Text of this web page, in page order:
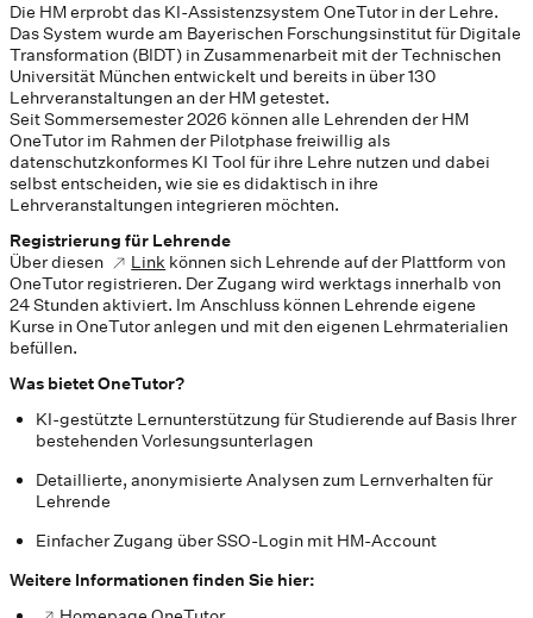
Die HM erprobt das KI-Assistenzsystem OneTutor in der Lehre.
Das System wurde am Bayerischen Forschungsinstitut für Digitale
Transformation (BIDT) in Zusammenarbeit mit der Technischen
Universität München entwickelt und bereits in über 130
Lehrveranstaltungen an der HM getestet.
Seit Sommersemester 2026 können alle Lehrenden der HM
OneTutor im Rahmen der Pilotphase freiwillig als
datenschutzkonformes KI Tool für ihre Lehre nutzen und dabei
selbst entscheiden, wie sie es didaktisch in ihre
Lehrveranstaltungen integrieren möchten.
Registrierung für Lehrende
Über diesen
Link können sich Lehrende auf der Plattform von
OneTutor registrieren. Der Zugang wird werktags innerhalb von
24 Stunden aktiviert. Im Anschluss können Lehrende eigene
Kurse in OneTutor anlegen und mit den eigenen Lehrmaterialien
befüllen.
Was bietet OneTutor?
KI-gestützte Lernunterstützung für Studierende auf Basis Ihrer
bestehenden Vorlesungsunterlagen
Detaillierte, anonymisierte Analysen zum Lernverhalten für
Lehrende
Einfacher Zugang über SSO-Login mit HM-Account
Weitere Informationen finden Sie hier: